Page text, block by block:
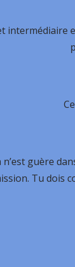
intermédiaire
n’est guère
Tu dois